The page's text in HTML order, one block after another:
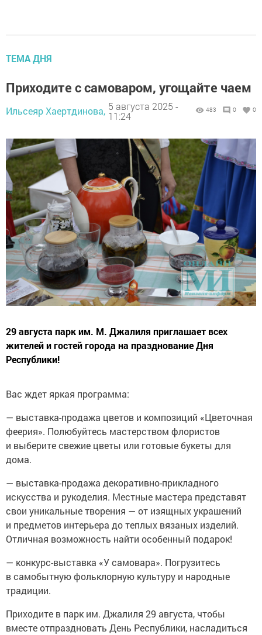
ТЕМА ДНЯ
Приходите с самоваром, угощайте чаем
Ильсеяр Хаертдинова, 5 августа 2025 -
11:24
483 0 0
29 августа парк им. М. Джалиля приглашает всех
жителей и гостей города на празднование Дня
Республики!
Вас ждет яркая программа:
— выставка-продажа цветов и композиций «Цветочная
феерия». Полюбуйтесь мастерством флористов
и выберите свежие цветы или готовые букеты для
дома.
— выставка-продажа декоративно-прикладного
искусства и рукоделия. Местные мастера представят
свои уникальные творения — от изящных украшений
и предметов интерьера до теплых вязаных изделий.
Отличная возможность найти особенный подарок!
— конкурс-выставка «У самовара». Погрузитесь
в самобытную фольклорную культуру и народные
традиции.
Приходите в парк им. Джалиля 29 августа, чтобы
вместе отпраздновать День Республики, насладиться